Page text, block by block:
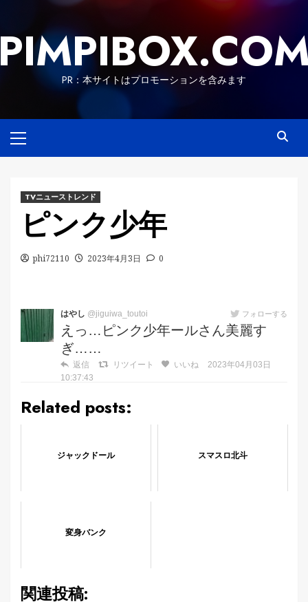
content
PR：本サイトはプロモーションを含みます
Menu
TVニューストレンド
ピンク少年
phi72110 2023年4月3日 0
はやし @jiguiwa_toutoi フォローする
えっ…ピンク少年ールさん美麗す
ぎ……
返信 リツイート いいね
2023年04月03日
10:37:43
Related posts:
ジャックドール スマスロ北斗
変身バンク
関連投稿: